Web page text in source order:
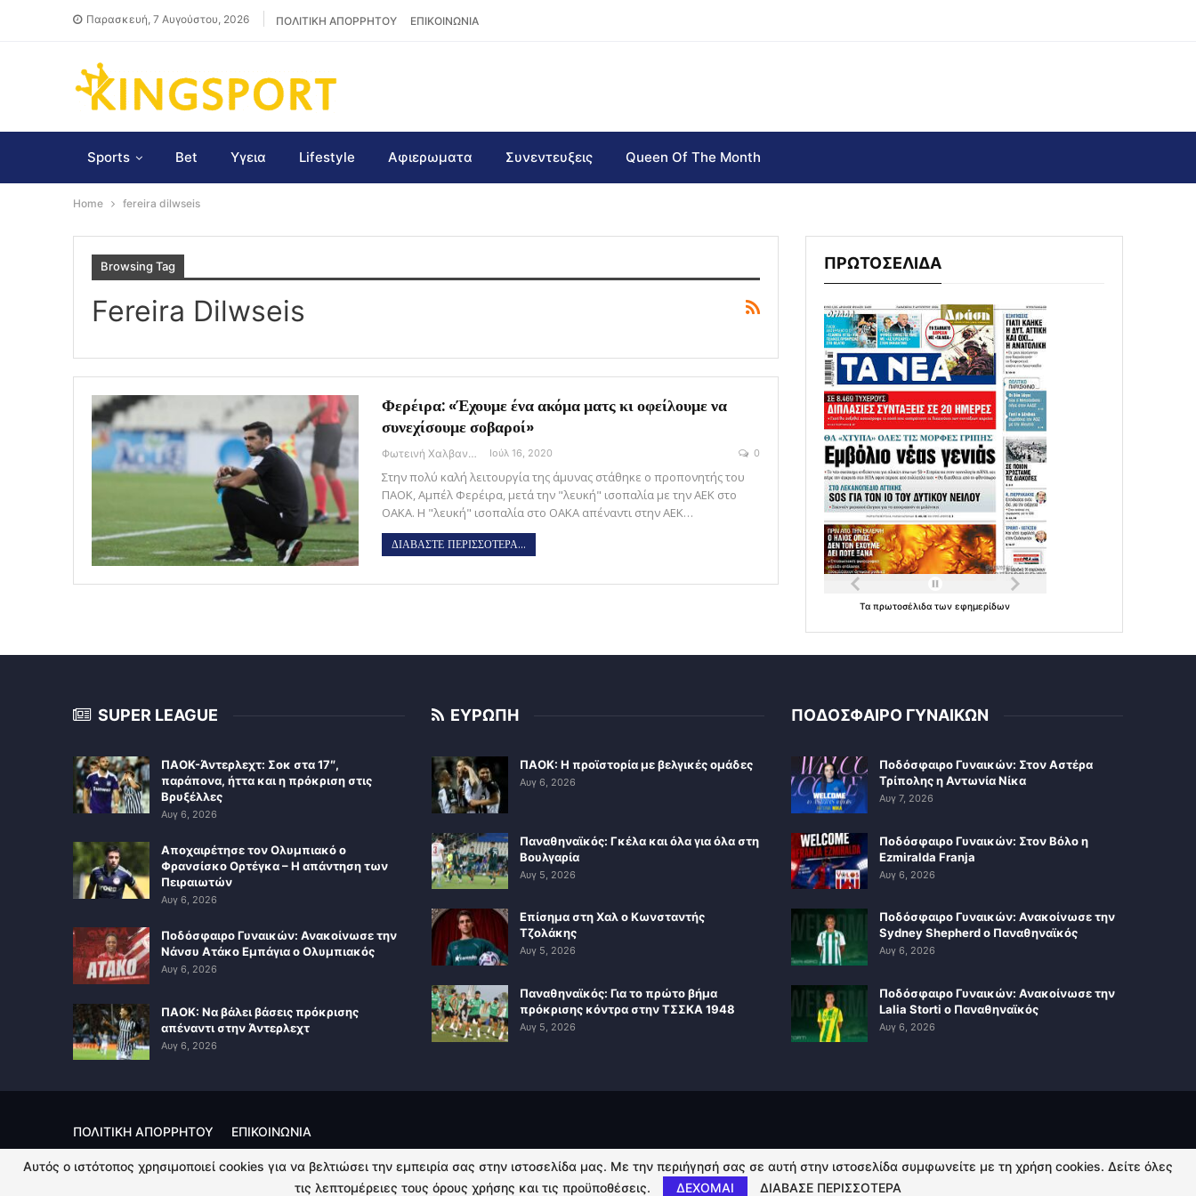
Παρασκευή, 7 Αυγούστου, 2026 ΠΟΛΙΤΙΚΗ ΑΠΟΡΡΗΤΟΥ ΕΠΙΚΟΙΝΩΝΙΑ
Sports Bet Υγεια Lifestyle Αφιερωματα Συνεντευξεις Queen Of The Month
Home fereira dilwseis
Browsing Tag
Fereira Dilwseis
Φερέιρα: «Έχουμε ένα ακόμα ματς κι οφείλουμε να
συνεχίσουμε σοβαροί»
Φωτεινή Χαλβαντζή Ιούλ 16, 2020 0
Στην πολύ καλή λειτουργία της άμυνας στάθηκε ο προπονητής του
ΠΑΟΚ, Αμπέλ Φερέιρα, μετά την "λευκή" ισοπαλία με την ΑΕΚ στο
ΟΑΚΑ. Η "λευκή" ισοπαλία στο ΟΑΚΑ απέναντι στην ΑΕΚ…
ΔΙΑΒΑΣΤΕ ΠΕΡΙΣΣΟΤΕΡΑ...
ΠΡΩΤΟΣΕΛΙΔΑ
Ταπρωτοσέλιδατωνεφημερίδων
SUPER LEAGUE
ΠΑΟΚ-Άντερλεχτ: Σοκ στα 17″,
παράπονα, ήττα και η πρόκριση στις
Βρυξέλλες
Αυγ 6, 2026
Αποχαιρέτησε τον Ολυμπιακό ο
Φρανσίσκο Ορτέγκα – Η απάντηση των
Πειραιωτών
Αυγ 6, 2026
Ποδόσφαιρο Γυναικών: Ανακοίνωσε την
Νάνσυ Ατάκο Εμπάγια ο Ολυμπιακός
Αυγ 6, 2026
ΠΑΟΚ: Να βάλει βάσεις πρόκρισης
απέναντι στην Άντερλεχτ
Αυγ 6, 2026
ΕΥΡΩΠΗ
ΠΑΟΚ: Η προϊστορία με βελγικές ομάδες
Αυγ 6, 2026
Παναθηναϊκός: Γκέλα και όλα για όλα στη
Βουλγαρία
Αυγ 5, 2026
Επίσημα στη Χαλ ο Κωνσταντής
Τζολάκης
Αυγ 5, 2026
Παναθηναϊκός: Για το πρώτο βήμα
πρόκρισης κόντρα στην ΤΣΣΚΑ 1948
Αυγ 5, 2026
ΠΟΔΟΣΦΑΙΡΟ ΓΥΝΑΙΚΩΝ
Ποδόσφαιρο Γυναικών: Στον Αστέρα
Τρίπολης η Αντωνία Νίκα
Αυγ 7, 2026
Ποδόσφαιρο Γυναικών: Στον Βόλο η
Ezmiralda Franja
Αυγ 6, 2026
Ποδόσφαιρο Γυναικών: Ανακοίνωσε την
Sydney Shepherd ο Παναθηναϊκός
Αυγ 6, 2026
Ποδόσφαιρο Γυναικών: Ανακοίνωσε την
Lalia Storti ο Παναθηναϊκός
Αυγ 6, 2026
ΠΟΛΙΤΙΚΗ ΑΠΟΡΡΗΤΟΥ ΕΠΙΚΟΙΝΩΝΙΑ
© 2026 - Kingsport.gr. All Rights Reserved.
Αυτός ο ιστότοπος χρησιμοποιεί cookies για να βελτιώσει την εμπειρία σας στην ιστοσελίδα μας. Με την περιήγησή σας σε αυτή στην ιστοσελίδα συμφωνείτε με τη χρήση cookies. Δείτε όλες
τις λεπτομέρειες τους όρους χρήσης και τις προϋποθέσεις.
ΔΕΧΟΜΑΙ ΔΙΑΒΑΣΕ ΠΕΡΙΣΣΟΤΕΡΑ